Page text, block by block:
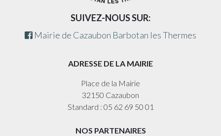
ADRESSE DE LA MAIRIE
Place de la Mairie
32150 Cazaubon
Standard : 05 62 69 50 01
NOS PARTENAIRES
SUIVEZ-NOUS SUR:
Mairie de Cazaubon Barbotan les Thermes